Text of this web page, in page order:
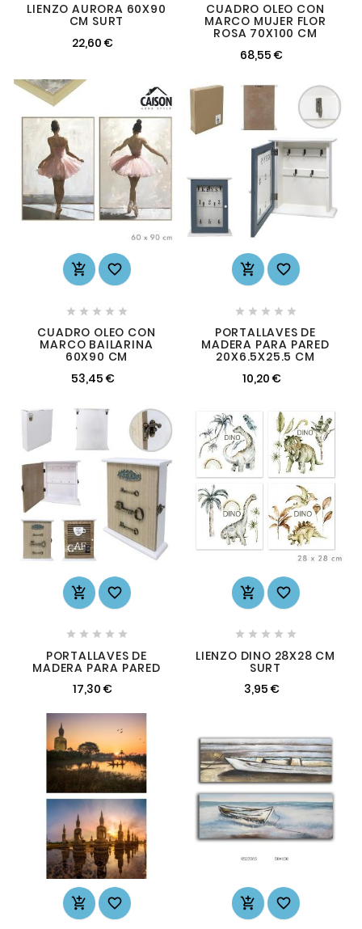
LIENZO AURORA 60X90
CM SURT
22,60 €
CUADRO OLEO CON
MARCO MUJER FLOR
ROSA 70X100 CM
68,55 €
 
    
CUADRO OLEO CON
MARCO BAILARINA
60X90 CM
53,45 €
 
    
PORTALLAVES DE
MADERA PARA PARED
20X6.5X25.5 CM
10,20 €
 
    
PORTALLAVES DE
MADERA PARA PARED
17,30 €
 
    
LIENZO DINO 28X28 CM
SURT
3,95 €
   